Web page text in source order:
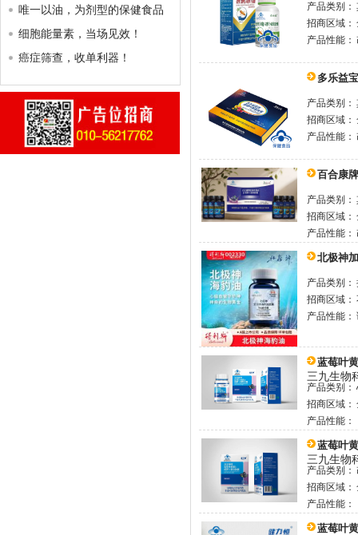
唯一以油，为剂型的保健食品
细胞能量素，当场见效！
癌症筛查，收单利器！
产品类别：
招商区域：
产品性能：
多乐益
产品类别：
招商区域：
产品性能：
百合康
产品类别：
招商区域：
产品性能：
北极神
产品类别：
招商区域：
产品性能：
蓝莓叶
三九生物
产品类别：
招商区域：
产品性能：
蓝莓叶
三九生物
产品类别：
招商区域：
产品性能：
蓝莓叶